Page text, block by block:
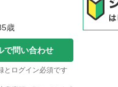
歳
で問い合わせ
ログイン必須です